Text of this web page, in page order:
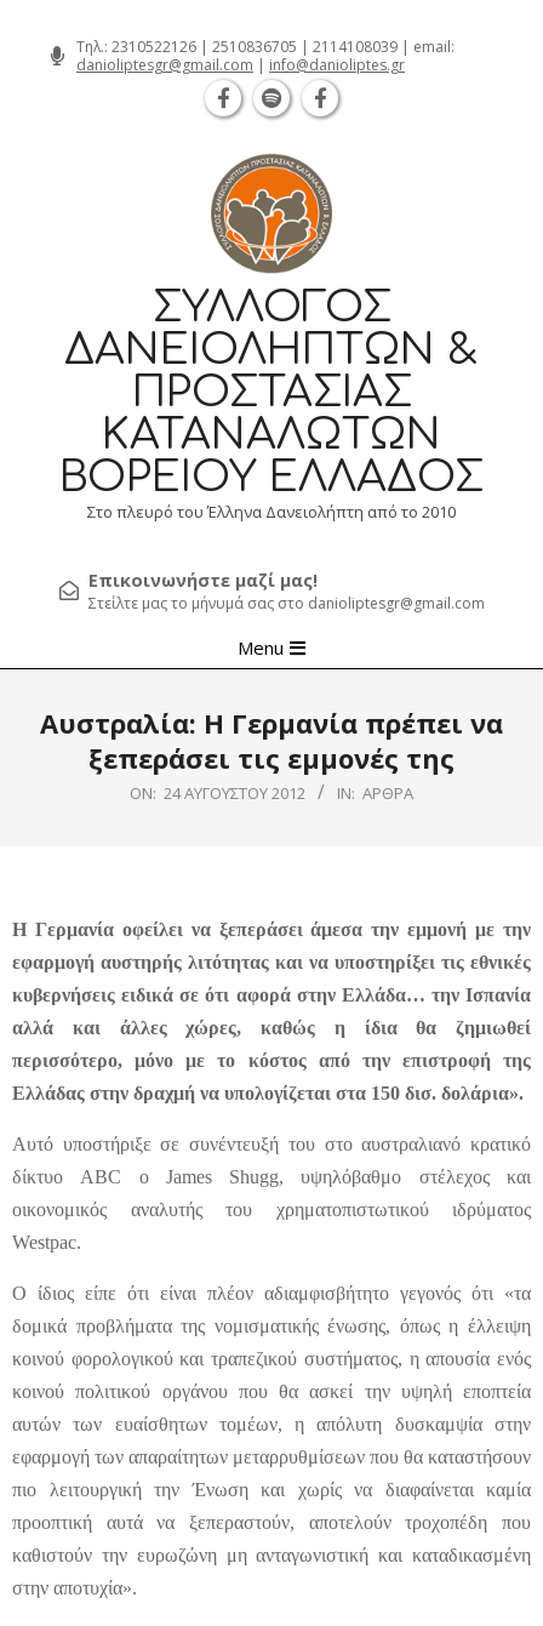
Τηλ.: 2310522126 | 2510836705 | 2114108039 | email:
danioliptesgr@gmail.com | info@danioliptes.gr
ΣΎΛΛΟΓΟΣ
ΔΑΝΕΙΟΛΗΠΤΏΝ &
ΠΡΟΣΤΑΣΊΑΣ
ΚΑΤΑΝΑΛΩΤΏΝ
ΒΟΡΕΊΟΥ ΕΛΛΆΔΟΣ
Στο πλευρό του Έλληνα Δανειολήπτη από το 2010
Επικοινωνήστε μαζί μας!
Στείλτε μας το μήνυμά σας στο danioliptesgr@gmail.com
Navigation
Menu
Αυστραλία: Η Γερμανία πρέπει να
ξεπεράσει τις εμμονές της
ON: 24 ΑΥΓΟΎΣΤΟΥ 2012 IN: ΆΡΘΡΑ
Η Γερμανία οφείλει να ξεπεράσει άμεσα την εμμονή με την
εφαρμογή αυστηρής λιτότητας και να υποστηρίξει τις εθνικές
κυβερνήσεις ειδικά σε ότι αφορά στην Ελλάδα… την Ισπανία
αλλά και άλλες χώρες, καθώς η ίδια θα ζημιωθεί
περισσότερο, μόνο με το κόστος από την επιστροφή της
Ελλάδας στην δραχμή να υπολογίζεται στα 150 δισ. δολάρια».
Αυτό υποστήριξε σε συνέντευξή του στο αυστραλιανό κρατικό
δίκτυο ABC ο James Shugg, υψηλόβαθμο στέλεχος και
οικονομικός αναλυτής του χρηματοπιστωτικού ιδρύματος
Westpac.
Ο ίδιος είπε ότι είναι πλέον αδιαμφισβήτητο γεγονός ότι «τα
δομικά προβλήματα της νομισματικής ένωσης, όπως η έλλειψη
κοινού φορολογικού και τραπεζικού συστήματος, η απουσία ενός
κοινού πολιτικού οργάνου που θα ασκεί την υψηλή εποπτεία
αυτών των ευαίσθητων τομέων, η απόλυτη δυσκαμψία στην
εφαρμογή των απαραίτητων μεταρρυθμίσεων που θα καταστήσουν
πιο λειτουργική την Ένωση και χωρίς να διαφαίνεται καμία
προοπτική αυτά να ξεπεραστούν, αποτελούν τροχοπέδη που
καθιστούν την ευρωζώνη μη ανταγωνιστική και καταδικασμένη
στην αποτυχία».